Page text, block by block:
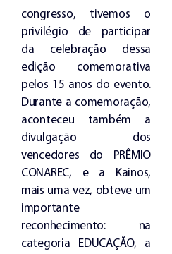
congresso, tivemos o
privilégio de participar
da celebração dessa
edição comemorativa
pelos 15 anos do evento.
Durante a comemoração,
aconteceu também a
divulgação dos
vencedores do PRÊMIO
CONAREC, e a Kainos,
mais uma vez, obteve um
importante
reconhecimento: na
categoria EDUCAÇÃO, a